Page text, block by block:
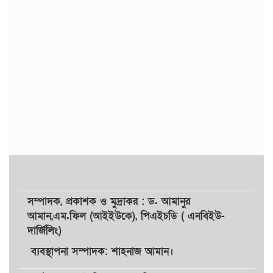
সম্পাদক, প্রকাশকওমুদ্রাকর: ড. আমানুর
আমান,এম.ফিল (আইইউকে), পিএইচডি ( এনবিইউ-
দার্জিলিং)
ব্যবস্থাপনা সম্পাদক: শাহনাজ আমান।